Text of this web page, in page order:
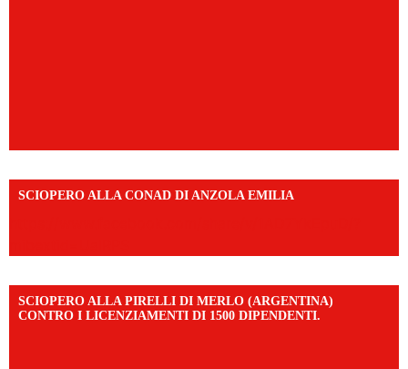
SCIOPERO ALLA CONAD DI ANZOLA EMILIA
SCIOPERO ALLA PIRELLI DI MERLO (ARGENTINA)
CONTRO I LICENZIAMENTI DI 1500 DIPENDENTI.